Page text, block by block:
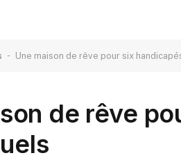
- Une maison de rêve pour six
de rêve